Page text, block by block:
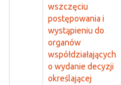
wszczęciu
postępowania i
wystąpieniu do
organów
współdziałających
o wydanie decyzji
określającej